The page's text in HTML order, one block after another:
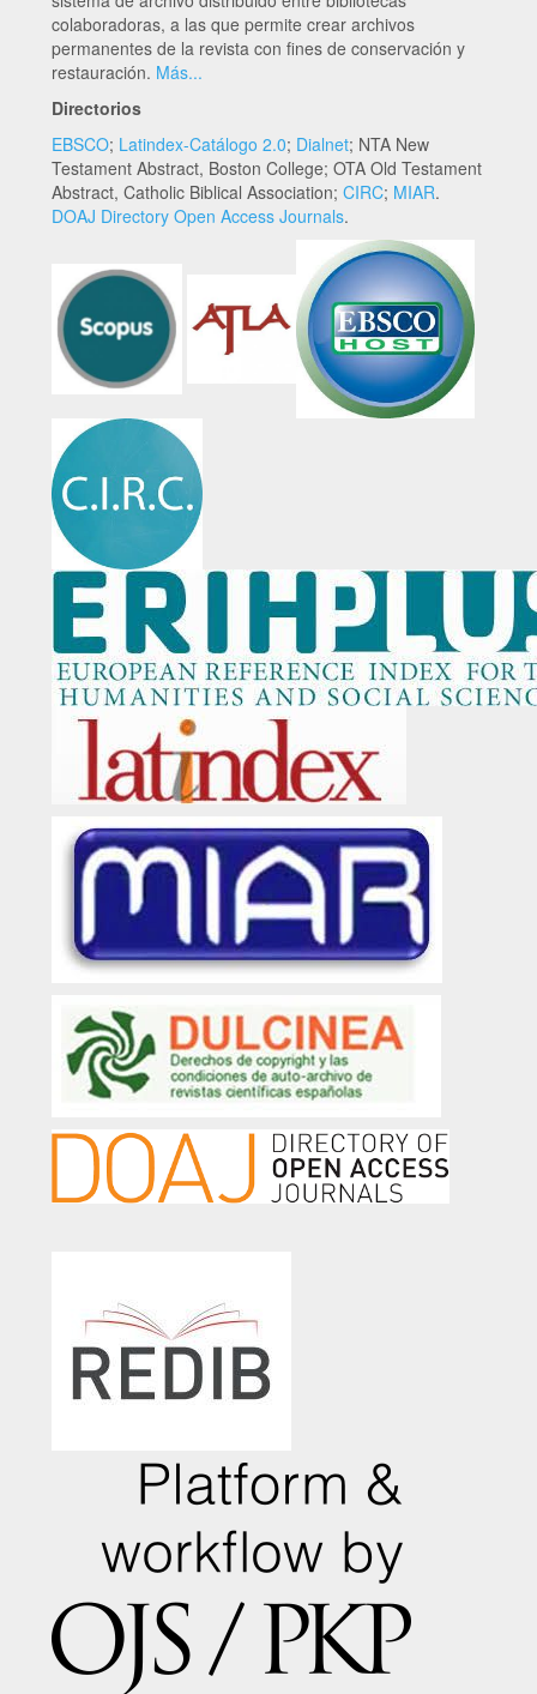
colaboradoras, a las que permite crear archivos
permanentes de la revista con fines de conservación y
restauración. Más...
Directorios
EBSCO; Latindex-Catálogo 2.0; Dialnet; NTA New
Testament Abstract, Boston College; OTA Old Testament
Abstract, Catholic Biblical Association; CIRC; MIAR.
DOAJ Directory Open Access Journals.